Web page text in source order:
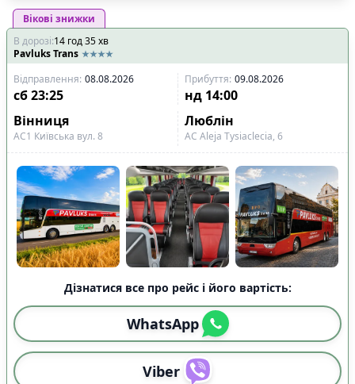
Вікові знижки
В дорозі:14 год35хв
Pavluks Trans
Відправлення: 08.08.2026 Прибуття: 09.08.2026
сб23:25 нд 14:00
Вінниця
Люблін
АС1 Київська вул. 8 АС Aleja Tysiaclecia, 6
Дізнатися все про рейс і його вартість:
WhatsApp
Viber